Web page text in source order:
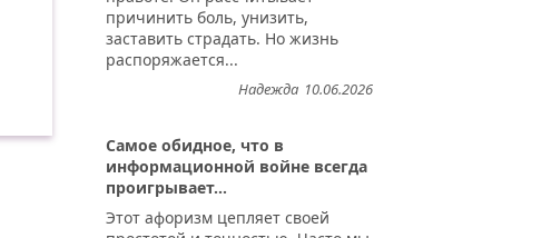
причинить боль, унизить,
заставить страдать. Но жизнь
распоряжается...
10.06.2026
Надежда
Самое обидное, что в
информационной войне всегда
проигрывает...
Этот афоризм цепляет своей